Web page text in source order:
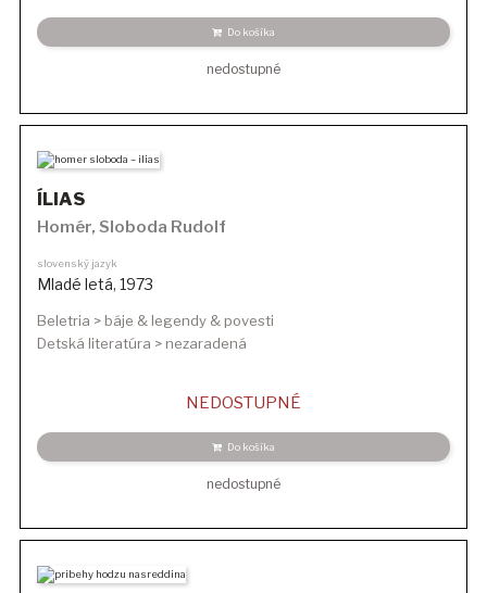
Do košíka
nedostupné
ÍLIAS
Homér, Sloboda Rudolf
slovenský jazyk
Mladé letá, 1973
Beletria > báje & legendy & povesti
Detská literatúra > nezaradená
NEDOSTUPNÉ
Do košíka
nedostupné